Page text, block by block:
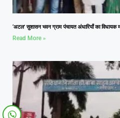
‘अटल’ सुशासन भवन ग्राम पंचायत अंधारियाँ का विधायक
Read More »